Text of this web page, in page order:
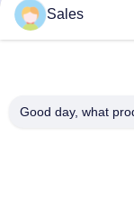
Sales
Good day, what